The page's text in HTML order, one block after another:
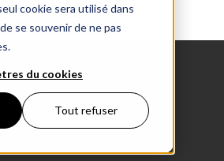
cookie sera utilisé dans
se souvenir de ne pas
du cookies
Tout refuser